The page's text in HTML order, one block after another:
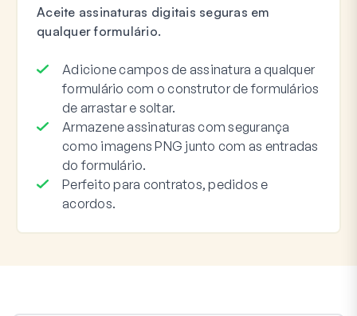
Aceite assinaturas digitais seguras em
qualquer formulário.
Adicione campos de assinatura a qualquer
formulário com o construtor de formulários
de arrastar e soltar.
Armazene assinaturas com segurança
como imagens PNG junto com as entradas
do formulário.
Perfeito para contratos, pedidos e
acordos.